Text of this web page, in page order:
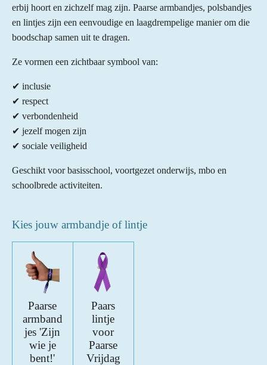
erbij hoort en zichzelf mag zijn. Paarse armbandjes, polsbandjes
en lintjes zijn een eenvoudige en laagdrempelige manier om die
boodschap samen uit te dragen.
Ze vormen een zichtbaar symbool van:
✔ inclusie
✔ respect
✔ verbondenheid
✔ jezelf mogen zijn
✔ sociale veiligheid
Geschikt voor basisschool, voortgezet onderwijs, mbo en
schoolbrede activiteiten.
Kies jouw armbandje of lintje
Paarse
armband
jes 'Zijn
wie je
bent!'
Paars
lintje
voor
Paarse
Vrijdag